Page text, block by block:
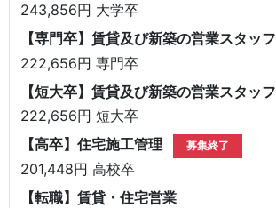
243,856円 大学卒
【専門卒】賃貸及び新築の営業スタッフ
222,656円 専門卒
【短大卒】賃貸及び新築の営業スタッフ
222,656円 短大卒
【高卒】住宅施工管理
募集終了
201,448円 高校卒
【転職】賃貸・住宅営業